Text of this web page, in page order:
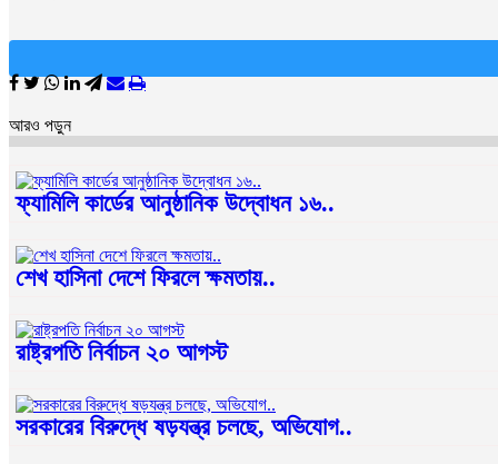
আরও পড়ুন
ফ্যামিলি কার্ডের আনুষ্ঠানিক উদ্বোধন ১৬..
শেখ হাসিনা দেশে ফিরলে ক্ষমতায়..
রাষ্ট্রপতি নির্বাচন ২০ আগস্ট
সরকারের বিরুদ্ধে ষড়যন্ত্র চলছে, অভিযোগ..